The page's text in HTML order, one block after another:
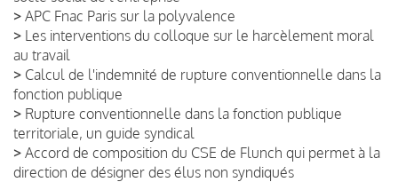
> APC Fnac Paris sur la polyvalence
> Les interventions du colloque sur le harcèlement moral
au travail
> Calcul de l'indemnité de rupture conventionnelle dans la
fonction publique
> Rupture conventionnelle dans la fonction publique
territoriale, un guide syndical
> Accord de composition du CSE de Flunch qui permet à la
direction de désigner des élus non syndiqués